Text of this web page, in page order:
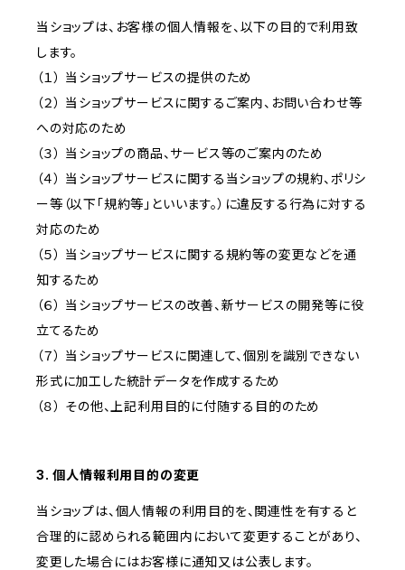
当ショップは、お客様の個人情報を、以下の目的で利用致
します。
（１） 当ショップサービスの提供のため
（２） 当ショップサービスに関するご案内、お問い合わせ等
への対応のため
（３） 当ショップの商品、サービス等のご案内のため
（４） 当ショップサービスに関する当ショップの規約、ポリシ
ー等（以下「規約等」といいます。）に違反する行為に対する
対応のため
（５） 当ショップサービスに関する規約等の変更などを通
知するため
（６） 当ショップサービスの改善、新サービスの開発等に役
立てるため
（７） 当ショップサービスに関連して、個別を識別できない
形式に加工した統計データを作成するため
（８） その他、上記利用目的に付随する目的のため
3. 個人情報利用目的の変更
当ショップは、個人情報の利用目的を、関連性を有すると
合理的に認められる範囲内において変更することがあり、
変更した場合にはお客様に通知又は公表します。